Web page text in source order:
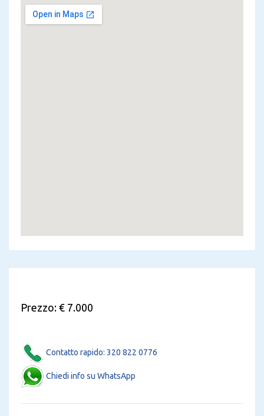
Prezzo: € 7.000
Contatto rapido: 320 822 0776
Chiedi info su WhatsApp